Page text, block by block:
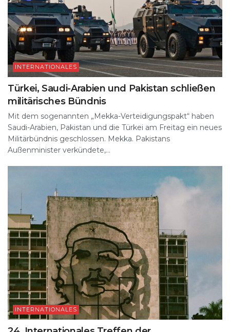
INTERNATIONALES
Türkei, Saudi-Arabien und Pakistan schließen
militärisches Bündnis
Mit dem sogenannten „Mekka-Verteidigungspakt“ haben
Saudi-Arabien, Pakistan und die Türkei am Freitag ein neues
Militärbündnis geschlossen. Mekka. Pakistans
Außenminister verkündete,...
INTERNATIONALES